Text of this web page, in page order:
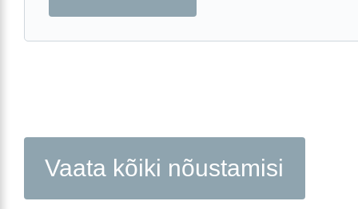
Vaata kõiki nõustamisi